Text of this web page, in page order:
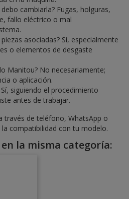
cambiarla? Fugas, holguras,
fallo eléctrico o mal
asociadas? Sí, especialmente
o elementos de desgaste
Manitou? No necesariamente;
o aplicación.
siguiendo el procedimiento
antes de trabajar.
través de teléfono, WhatsApp o
compatibilidad con tu modelo.
la misma categoría: